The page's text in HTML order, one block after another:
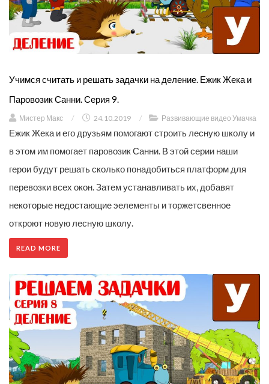
Учимся считать и решать задачки на деление. Ежик Жека и
Паровозик Санни. Серия 9.
Мистер Макс / 24.10.2019 / Развивающие видео Умачка
Ежик Жека и его друзьям помогают строить лесную школу и
в этом им помогает паровозик Санни. В этой серии наши
герои будут решать сколько понадобиться платформ для
перевозки всех окон. Затем устанавливать их, добавят
некоторые недостающие эелементы и торжетсвенное
откроют новую лесную школу.
READ MORE